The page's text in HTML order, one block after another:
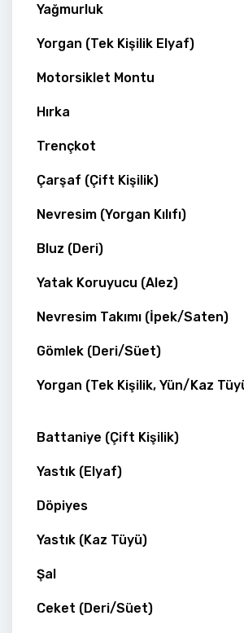
Yağmurluk
Yorgan (Tek Kişilik Elyaf)
Motorsiklet Montu
Hırka
Trençkot
Çarşaf (Çift Kişilik)
Nevresim (Yorgan Kılıfı)
Bluz (Deri)
Yatak Koruyucu (Alez)
Nevresim Takımı (İpek/Saten)
Gömlek (Deri/Süet)
Yorgan (Tek Kişilik, Yün/Kaz
Battaniye (Çift Kişilik)
Yastık (Elyaf)
Döpiyes
Yastık (Kaz Tüyü)
Şal
Ceket (Deri/Süet)